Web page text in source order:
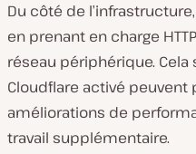
Du côté de
en prenant en charge
réseau périphérique.
Cloudflare activé
améliorations de
travail supplémentaire.